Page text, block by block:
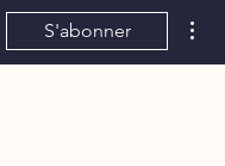
S'abonner